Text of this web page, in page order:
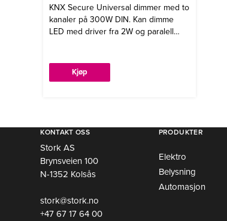
KNX Secure Universal dimmer med to
kanaler på 300W DIN. Kan dimme
LED med driver fra 2W og paralell
Kjøp
KONTAKT OSS
Stork AS
Brynsveien 100
N-1352 Kolsås
stork@stork.no
+47 67 17 64 00
PRODUKTER
Elektro
Belysning
Automasjon